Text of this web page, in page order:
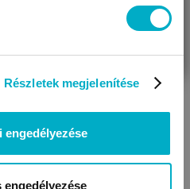
Részletek megjelenítése
engedélyezése
engedélyezése
AJÁNDÉKOT